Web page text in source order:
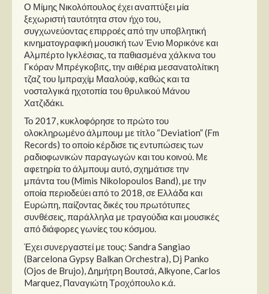
Ο Μίμης Νικολόπουλος έχει αναπτύξει μία
ξεχωριστή ταυτότητα στον ήχο του,
συγχωνεύοντας επιρροές από την υποβλητική
κινηματογραφική μουσική των Ένιο Μορικόνε και
Αλμπέρτο Ιγκλέσιας, τα παθιασμένα χάλκινα του
Γκόραν Μπρέγκοβιτς, την αιθέρια μεσανατολίτικη
τζαζ του Ιμπραχίμ Μααλούφ, καθώς και τα
νοσταλγικά ηχοτοπία του θρυλικού Μάνου
Χατζιδάκι.
Το 2017, κυκλοφόρησε το πρώτο του
ολοκληρωμένο άλμπουμ με τίτλο “Deviation” (Fm
Records) το οποίο κέρδισε τις εντυπώσεις των
ραδιοφωνικών παραγωγών και του κοινού. Με
αφετηρία το άλμπουμ αυτό, σχημάτισε την
μπάντα του (Mimis Nikolopoulos Band), με την
οποία περιοδεύει από το 2018, σε Ελλάδα και
Ευρώπη, παίζοντας δικές του πρωτότυπες
συνθέσεις, παράλληλα με τραγούδια και μουσικές
από διάφορες γωνίες του κόσμου.
Έχει συνεργαστεί με τους: Sandra Sangiao
(Barcelona Gypsy Balkan Orchestra), Dj Panko
(Ojos de Brujo), Δημήτρη Βουτσά, Alkyone, Carlos
Marquez, Παναγιώτη Τροχόπουλο κ.ά.